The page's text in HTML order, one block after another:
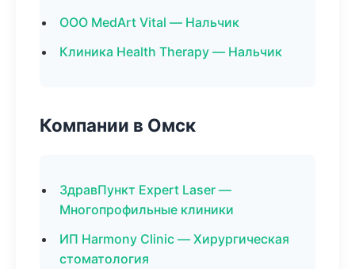
ООО MedArt Vital — Нальчик
Клиника Health Therapy — Нальчик
Компании в Омск
ЗдравПункт Expert Laser —
Многопрофильные клиники
ИП Harmony Clinic — Хирургическая
стоматология